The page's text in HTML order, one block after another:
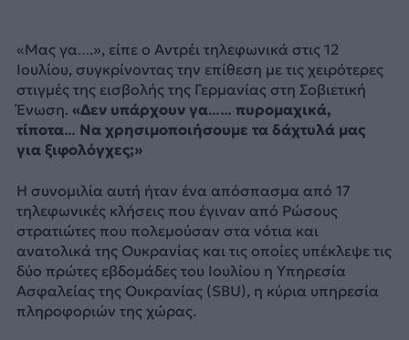
«Μας γα….», είπε ο Αντρέι τηλεφωνικά στις 12
Ιουλίου, συγκρίνοντας την επίθεση με τις χειρότερες
στιγμές της εισβολής της Γερμανίας στη Σοβιετική
Ένωση. «Δεν υπάρχουν γα…… πυρομαχικά,
τίποτα… Να χρησιμοποιήσουμε τα δάχτυλά μας
για ξιφολόγχες;»
Η συνομιλία αυτή ήταν ένα απόσπασμα από 17
τηλεφωνικές κλήσεις που έγιναν από Ρώσους
στρατιώτες που πολεμούσαν στα νότια και
ανατολικά της Ουκρανίας και τις οποίες υπέκλεψε τις
δύο πρώτες εβδομάδες του Ιουλίου η Υπηρεσία
Ασφαλείας της Ουκρανίας (SBU), η κύρια υπηρεσία
πληροφοριών της χώρας.